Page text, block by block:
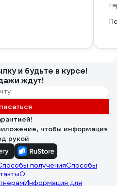
и будьте в курсе!
ждут!
чтобы информация
рукой
полученияСпособы
О
Информация для